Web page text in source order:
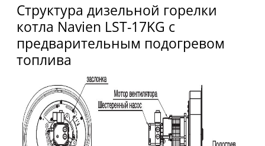
Структура дизельной горелки
котла Navien LST-17KG с
предварительным подогревом
топлива